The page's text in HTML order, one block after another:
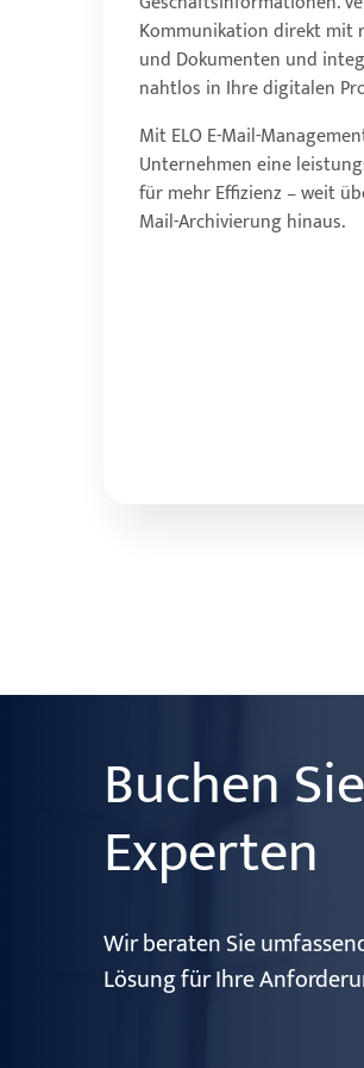
Kommunikation direkt mit
und Dokumenten und
nahtlos in Ihre digitalen
Mit ELO E-Mail-
Unternehmen eine
für mehr Effizienz – weit
Mail-Archivierung hinaus.
Sie manuelle
Greifen Sie jederzeit und
auf Ihre E-Mails und
ideal für modernes,
Eliminieren Sie
und reduzieren Sie
sowie
Buchen
Experten
Wir beraten Sie
Lösung für Ihre